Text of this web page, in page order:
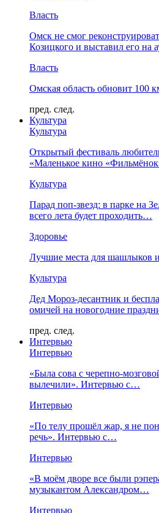
Власть
Омск не смог
Козицкого и выставил его на
Власть
Омская область обновит 100
пред. след.
Культура
Культура
Открытый фестиваль
«Маленькое кино
Культура
Парад поп-звезд: в парке на
всего лета будет проходить…
Здоровье
Лучшие места для шашлыков
Культура
Дед Мороз-десантник и
омичей на новогодние
пред. след.
Интервью
Интервью
«Была сова с черепно-
вылечили». Интервью с…
Интервью
«По телу прошёл жар, я не
речь». Интервью с…
Интервью
«В моём дворе все были
музыкантом Александром…
Интервью